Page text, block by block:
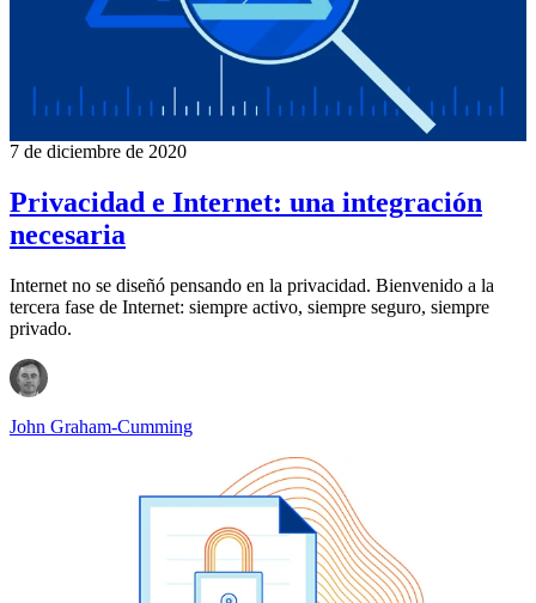
7 de diciembre de 2020
Privacidad e Internet: una integración
necesaria
Internet no se diseñó pensando en la privacidad. Bienvenido a la
tercera fase de Internet: siempre activo, siempre seguro, siempre
privado.
John Graham-Cumming